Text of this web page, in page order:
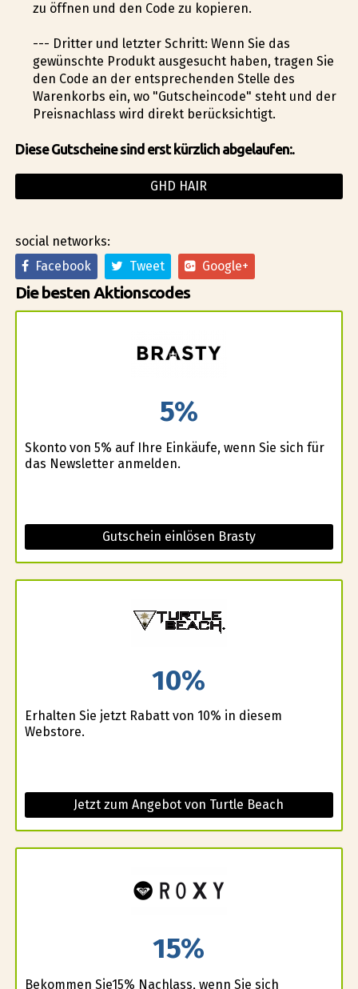
zu öffnen und den Code zu kopieren.
--- Dritter und letzter Schritt: Wenn Sie das
gewünschte Produkt ausgesucht haben, tragen Sie
den Code an der entsprechenden Stelle des
Warenkorbs ein, wo "Gutscheincode" steht und der
Preisnachlass wird direkt berücksichtigt.
Diese Gutscheine sind erst kürzlich abgelaufen:.
GHD HAIR
social networks:
Facebook
Tweet Google+
Die besten Aktionscodes
5%
Skonto von 5% auf Ihre Einkäufe, wenn Sie sich für
das Newsletter anmelden.
Gutschein einlösen Brasty
10%
Erhalten Sie jetzt Rabatt von 10% in diesem
Webstore.
Jetzt zum Angebot von Turtle Beach
15%
Bekommen Sie15% Nachlass, wenn Sie sich